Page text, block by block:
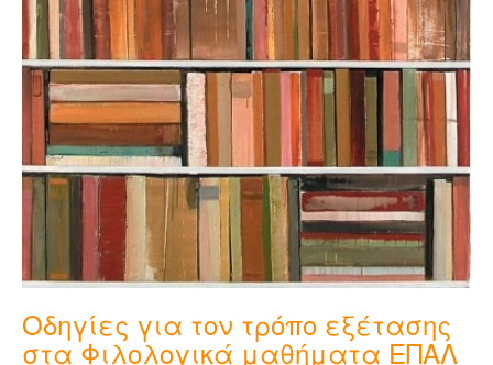
Οδηγίες για τον τρόπο εξέτασης
στα Φιλολογικά μαθήματα ΕΠΑΛ